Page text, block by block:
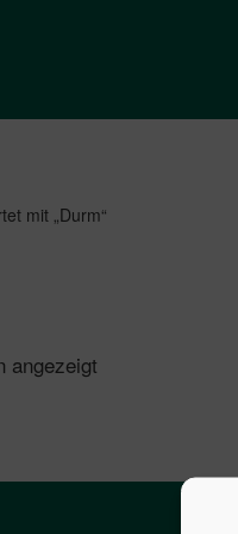
mit „Durm“
angezeigt